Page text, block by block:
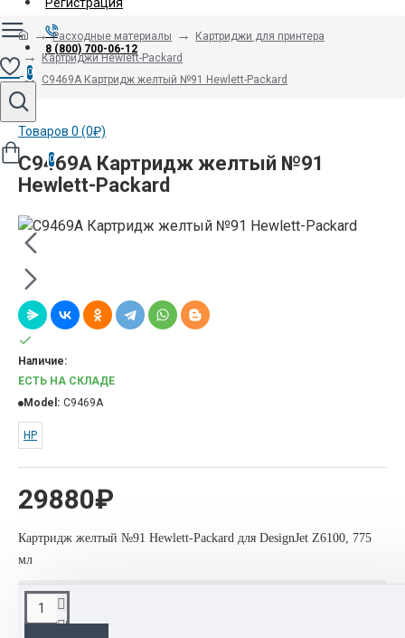
8 (800) 700-06-12
0
Товаров 0 (0₽)
0
Расходные материалы
Картриджи для принтера
Картриджи Hewlett-Packard
C9469A Картридж желтый №91 Hewlett-Packard
C9469A Картридж желтый №91
Hewlett-Packard
29880₽
Наличие:
ЕСТЬ НА СКЛАДЕ
Model: C9469A
HP
Картридж желтый №91 Hewlett-Packard для DesignJet Z6100, 775
мл
ОПИСАНИЕ